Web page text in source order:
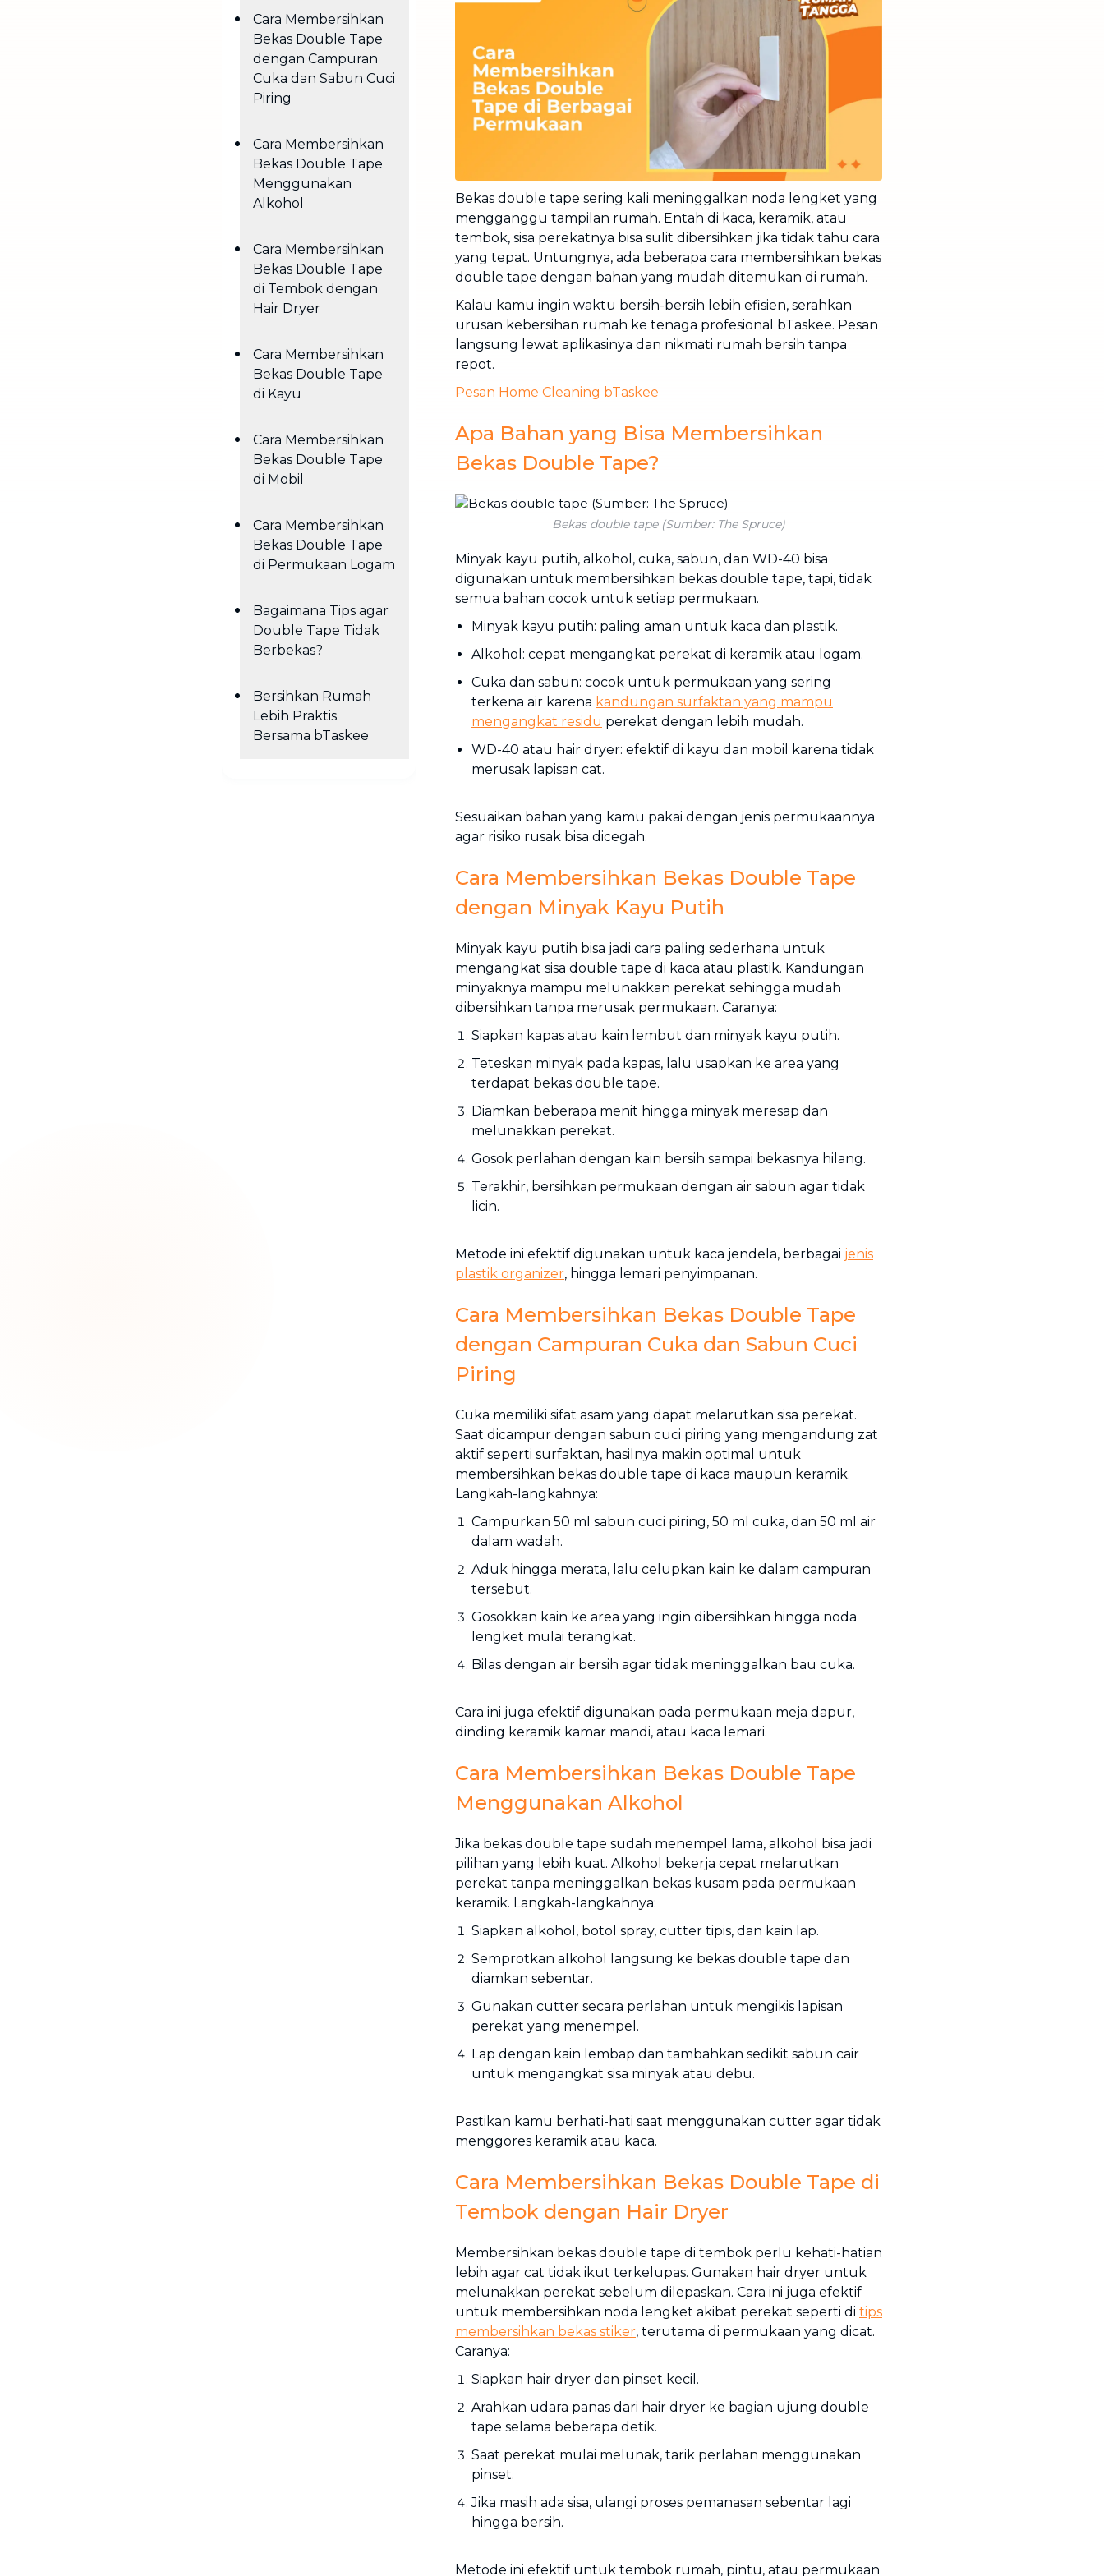
Cuci Sofa & Kasur
Layanan pembersihan sofa, kasur,
gorden, dan karpet profesional
Pindahan Rumah
Layanan pindahan dan relokasi
rumah secara menyeluruh
Cara Membersihkan
Bekas Double Tape
dengan Campuran
Cuka dan Sabun Cuci
Piring
Cara Membersihkan
Bekas Double Tape
Menggunakan
Alkohol
Cara Membersihkan
Bekas Double Tape
di Tembok dengan
Hair Dryer
Cara Membersihkan
Bekas Double Tape
di Kayu
Cara Membersihkan
Bekas Double Tape
di Mobil
Cara Membersihkan
Bekas Double Tape
di Permukaan Logam
Bagaimana Tips agar
Double Tape Tidak
Berbekas?
Bersihkan Rumah
Lebih Praktis
Bersama bTaskee
Bekas double tape sering kali meninggalkan noda lengket yang
mengganggu tampilan rumah. Entah di kaca, keramik, atau
tembok, sisa perekatnya bisa sulit dibersihkan jika tidak tahu cara
yang tepat. Untungnya, ada beberapa cara membersihkan bekas
double tape dengan bahan yang mudah ditemukan di rumah.
Kalau kamu ingin waktu bersih-bersih lebih efisien, serahkan
urusan kebersihan rumah ke tenaga profesional bTaskee. Pesan
langsung lewat aplikasinya dan nikmati rumah bersih tanpa
repot.
Pesan Home Cleaning bTaskee
Apa Bahan yang Bisa Membersihkan
Bekas Double Tape?
Bekas double tape (Sumber: The Spruce)
Minyak kayu putih, alkohol, cuka, sabun, dan WD-40 bisa
digunakan untuk membersihkan bekas double tape, tapi, tidak
semua bahan cocok untuk setiap permukaan.
Minyak kayu putih: paling aman untuk kaca dan plastik.
Alkohol: cepat mengangkat perekat di keramik atau logam.
Cuka dan sabun: cocok untuk permukaan yang sering
terkena air karena kandungan surfaktan yang mampu
mengangkat residu perekat dengan lebih mudah.
WD-40 atau hair dryer: efektif di kayu dan mobil karena tidak
merusak lapisan cat.
Sesuaikan bahan yang kamu pakai dengan jenis permukaannya
agar risiko rusak bisa dicegah.
Cara Membersihkan Bekas Double Tape
dengan Minyak Kayu Putih
Minyak kayu putih bisa jadi cara paling sederhana untuk
mengangkat sisa double tape di kaca atau plastik. Kandungan
minyaknya mampu melunakkan perekat sehingga mudah
dibersihkan tanpa merusak permukaan. Caranya:
Siapkan kapas atau kain lembut dan minyak kayu putih.
Teteskan minyak pada kapas, lalu usapkan ke area yang
terdapat bekas double tape.
Diamkan beberapa menit hingga minyak meresap dan
melunakkan perekat.
Gosok perlahan dengan kain bersih sampai bekasnya hilang.
Terakhir, bersihkan permukaan dengan air sabun agar tidak
licin.
Metode ini efektif digunakan untuk kaca jendela, berbagai jenis
plastik organizer, hingga lemari penyimpanan.
Cara Membersihkan Bekas Double Tape
dengan Campuran Cuka dan Sabun Cuci
Piring
Cuka memiliki sifat asam yang dapat melarutkan sisa perekat.
Saat dicampur dengan sabun cuci piring yang mengandung zat
aktif seperti surfaktan, hasilnya makin optimal untuk
membersihkan bekas double tape di kaca maupun keramik.
Langkah-langkahnya:
Campurkan 50 ml sabun cuci piring, 50 ml cuka, dan 50 ml air
dalam wadah.
Aduk hingga merata, lalu celupkan kain ke dalam campuran
tersebut.
Gosokkan kain ke area yang ingin dibersihkan hingga noda
lengket mulai terangkat.
Bilas dengan air bersih agar tidak meninggalkan bau cuka.
Cara ini juga efektif digunakan pada permukaan meja dapur,
dinding keramik kamar mandi, atau kaca lemari.
Cara Membersihkan Bekas Double Tape
Menggunakan Alkohol
Jika bekas double tape sudah menempel lama, alkohol bisa jadi
pilihan yang lebih kuat. Alkohol bekerja cepat melarutkan
perekat tanpa meninggalkan bekas kusam pada permukaan
keramik. Langkah-langkahnya:
Siapkan alkohol, botol spray, cutter tipis, dan kain lap.
Semprotkan alkohol langsung ke bekas double tape dan
diamkan sebentar.
Gunakan cutter secara perlahan untuk mengikis lapisan
perekat yang menempel.
Lap dengan kain lembap dan tambahkan sedikit sabun cair
untuk mengangkat sisa minyak atau debu.
Pastikan kamu berhati-hati saat menggunakan cutter agar tidak
menggores keramik atau kaca.
Cara Membersihkan Bekas Double Tape di
Tembok dengan Hair Dryer
Membersihkan bekas double tape di tembok perlu kehati-hatian
lebih agar cat tidak ikut terkelupas. Gunakan hair dryer untuk
melunakkan perekat sebelum dilepaskan. Cara ini juga efektif
untuk membersihkan noda lengket akibat perekat seperti di tips
membersihkan bekas stiker, terutama di permukaan yang dicat.
Caranya:
Siapkan hair dryer dan pinset kecil.
Arahkan udara panas dari hair dryer ke bagian ujung double
tape selama beberapa detik.
Saat perekat mulai melunak, tarik perlahan menggunakan
pinset.
Jika masih ada sisa, ulangi proses pemanasan sebentar lagi
hingga bersih.
Metode ini efektif untuk tembok rumah, pintu, atau permukaan